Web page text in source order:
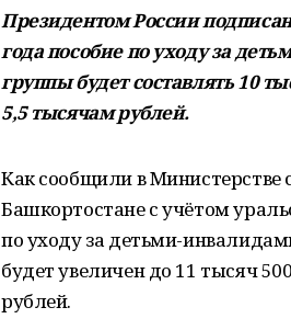
Президентом России
года пособие по уходу за
группы будет составлять 10
5,5 тысячам рублей.
Как сообщили в Министерстве
Башкортостане с учётом
по уходу за детьми-
будет увеличен до 11 тысяч
рублей.